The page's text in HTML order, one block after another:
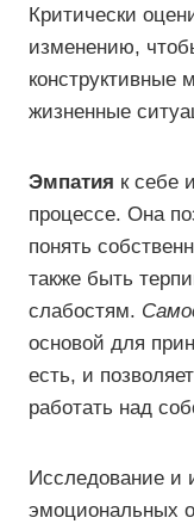
Критически
изменению,
конструктивные
жизненные
Эмпатия к себе
процессе. Она
понять
также быть
слабостям.
основой для
есть, и
работать над
Исследование и
эмоциональных